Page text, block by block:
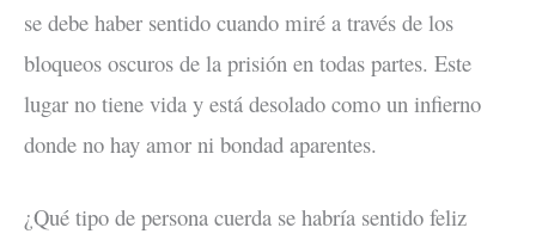
se debe haber sentido cuando miré a través de los
bloqueos oscuros de la prisión en todas partes. Este
lugar no tiene vida y está desolado como un infierno
donde no hay amor ni bondad aparentes.
¿Qué tipo de persona cuerda se habría sentido feliz